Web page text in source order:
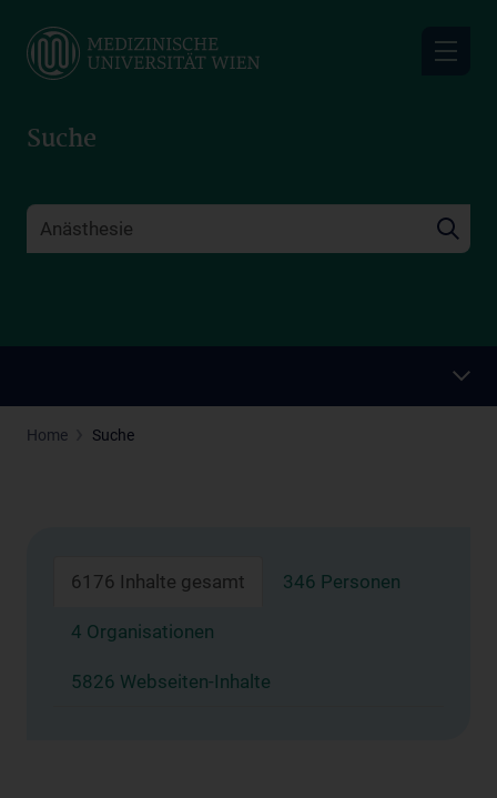
main
Suche
Home Suche
6176 Inhalte gesamt 346 Personen
4 Organisationen
5826 Webseiten-Inhalte